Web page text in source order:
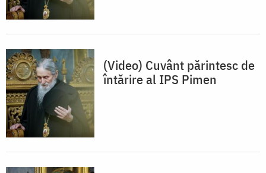
(Video) Cuvânt părintesc de
întărire al IPS Pimen